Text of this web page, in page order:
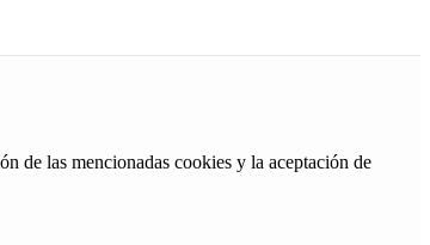
de las mencionadas cookies y la aceptación de